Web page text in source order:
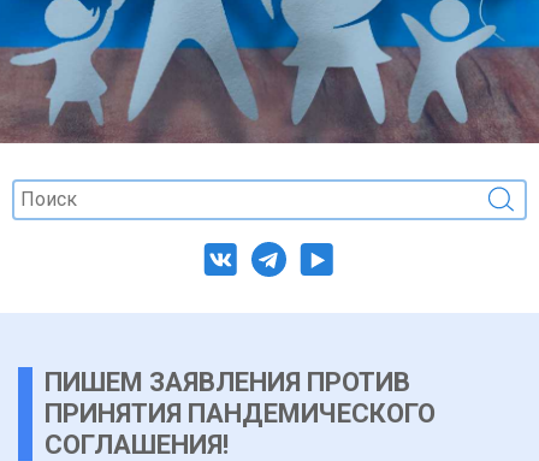
ПИШЕМ ЗАЯВЛЕНИЯ ПРОТИВ
ПРИНЯТИЯ ПАНДЕМИЧЕСКОГО
СОГЛАШЕНИЯ!